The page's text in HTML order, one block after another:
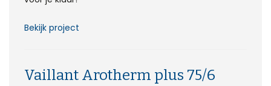
Bekijk project
Vaillant Arotherm plus 75/6